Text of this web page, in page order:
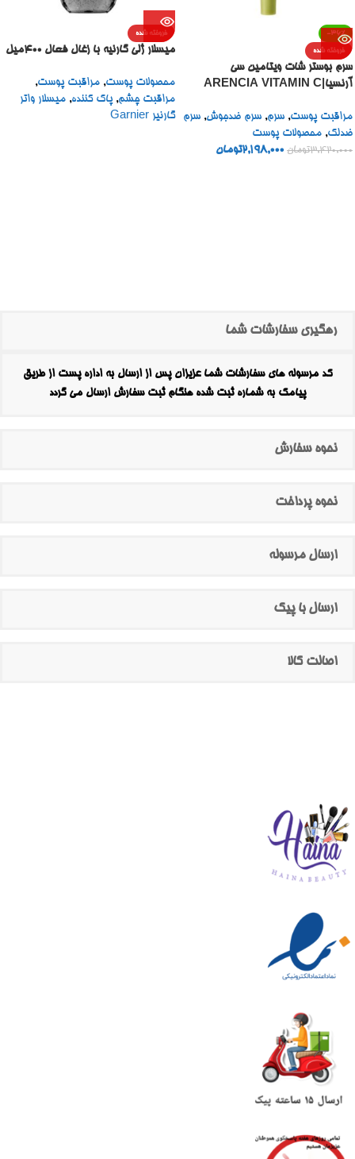
-36%
فروخته شده
سرم بوستر شات ویتامین سی
آرنسیا|ARENCIA VITAMIN C
مراقبت پوست, سرم, سرم ضدجوش, سرم
ضدلک, محصولات پوست
3,420,000تومان 2,198,000تومان
فروخته شده
میسلار ژلی گارنیه با زغال فعال 400میل
محصولات پوست, مراقبت پوست,
مراقبت چشم, پاک کننده, میسلار واتر
گارنیر Garnier
رهگیری سفارشات شما
کد مرسوله های سفارشات شما عزیزان پس از ارسال به اداره پست از طریق
پیامک به شماره ثبت شده هنگام ثبت سفارش ارسال می گردد
نحوه سفارش
نحوه پرداخت
ارسال مرسوله
ارسال با پیک
اصالت کالا